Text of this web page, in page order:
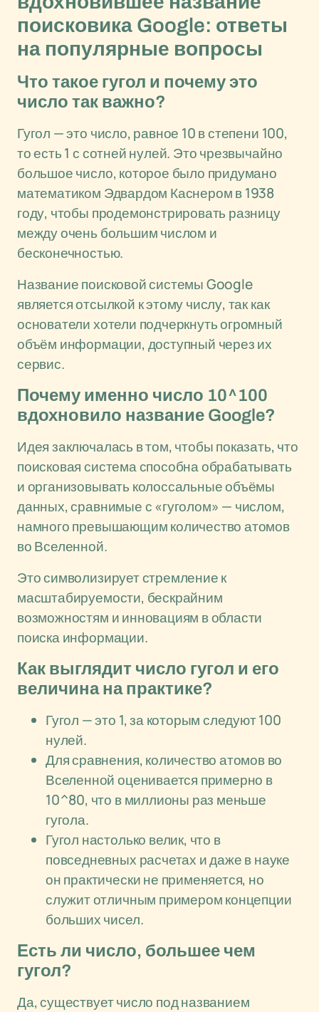
поисковика Google: ответы
на популярные вопросы
Что такое гугол и почему это
число так важно?
Гугол — это число, равное 10 в степени 100,
то есть 1 с сотней нулей. Это чрезвычайно
большое число, которое было придумано
математиком Эдвардом Каснером в 1938
году, чтобы продемонстрировать разницу
между очень большим числом и
бесконечностью.
Название поисковой системы Google
является отсылкой к этому числу, так как
основатели хотели подчеркнуть огромный
объём информации, доступный через их
сервис.
Почему именно число 10^100
вдохновило название Google?
Идея заключалась в том, чтобы показать, что
поисковая система способна обрабатывать
и организовывать колоссальные объёмы
данных, сравнимые с «гуголом» — числом,
намного превышающим количество атомов
во Вселенной.
Это символизирует стремление к
масштабируемости, бескрайним
возможностям и инновациям в области
поиска информации.
Как выглядит число гугол и его
величина на практике?
Гугол — это 1, за которым следуют 100
нулей.
Для сравнения, количество атомов во
Вселенной оценивается примерно в
10^80, что в миллионы раз меньше
гугола.
Гугол настолько велик, что в
повседневных расчетах и даже в науке
он практически не применяется, но
служит отличным примером концепции
больших чисел.
Есть ли число, большее чем
гугол?
Да, существует число под названием